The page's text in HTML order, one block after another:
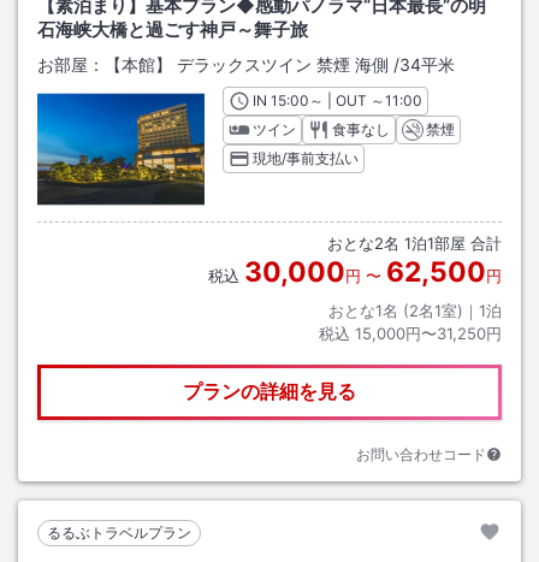
【素泊まり】基本プラン◆感動パノラマ“日本最長”の明
石海峡大橋と過ごす神戸～舞子旅
お部屋： 【本館】 デラックスツイン 禁煙 海側 /34平米
INチェックイン
15:00 ～ | OUT チェックアウト
～11:00
ツイン
食事なし
禁煙
現地/事前支払い
おとな2名 1泊1部屋 合計
税込 30,000円 〜 62,500円
おとな1名 (2名1室)｜ 1泊
税込 15,000円〜31,250円
プランの詳細を見る
お問い合わせコード
るるぶトラベルプラン